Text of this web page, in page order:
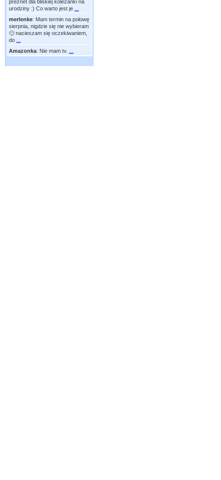
preznet dla bliskiej koleżanki na
urodziny :) Co warto jest je
merlenke: Mam termin na połowę
sierpnia, nigdzie się nie wybieram
🙂 nacieszam się oczekiwaniem,
do
Amazonka: Nie mam tv.